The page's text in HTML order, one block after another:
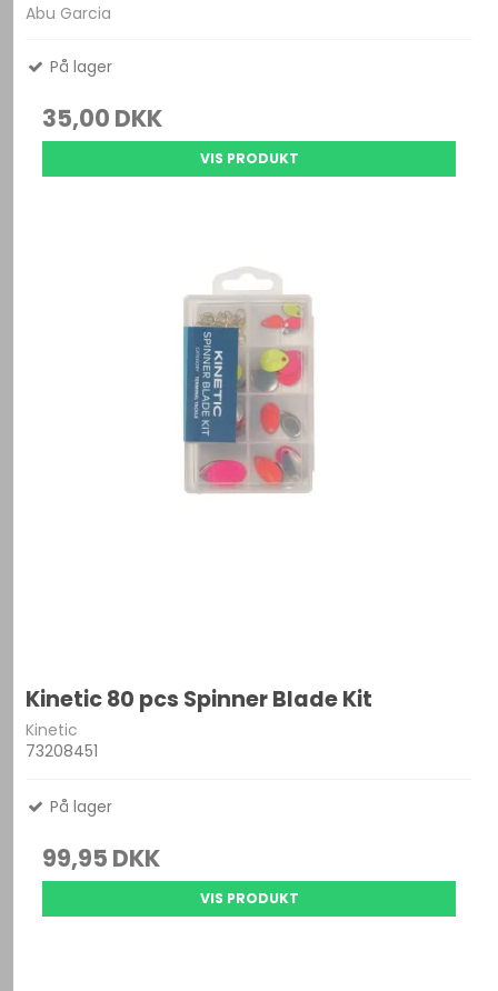
Abu Garcia
På lager
35,00 DKK
VIS PRODUKT
Kinetic 80 pcs Spinner Blade Kit
Kinetic
73208451
På lager
99,95 DKK
VIS PRODUKT